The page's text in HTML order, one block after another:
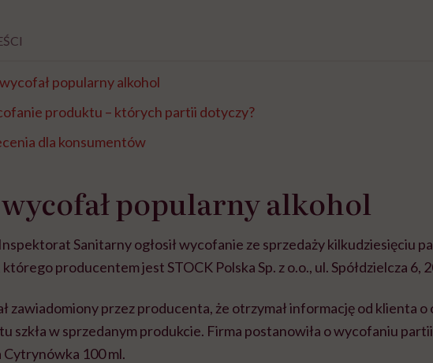
popularny alkohol
produktu – których partii dotyczy?
dla konsumentów
wycofał popularny alkohol
Sanitarny ogłosił wycofanie ze sprzedaży kilkudziesięciu
producentem jest STOCK Polska Sp. z o.o., ul. Spółdzielcza 6,
zawiadomiony przez producenta, że otrzymał informację od klienta o
szkła w sprzedanym produkcie. Firma postanowiła o wycofaniu
Cytrynówka 100 ml.